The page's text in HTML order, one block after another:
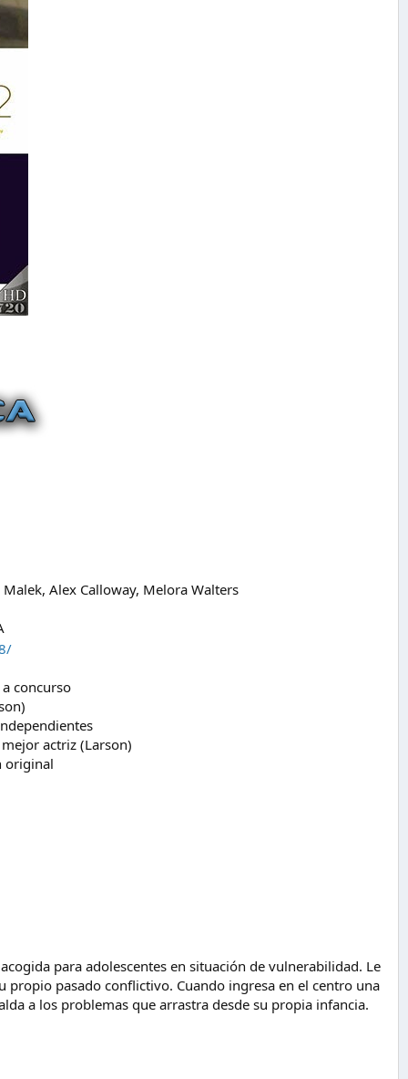
Alex Calloway, Melora Walters
concurso
actriz (Larson)
original
para adolescentes en situación de vulnerabilidad. Le
propio pasado conflictivo. Cuando ingresa en el centro una
a los problemas que arrastra desde su propia infancia.